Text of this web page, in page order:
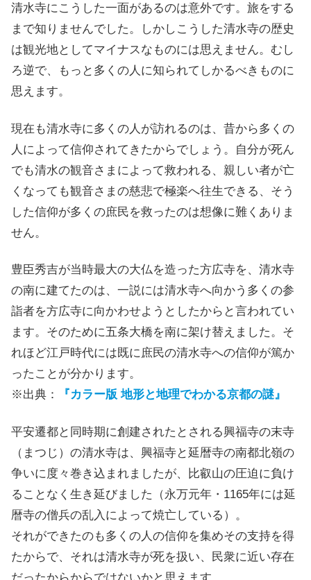
清水寺にこうした一面があるのは意外です。旅をする
まで知りませんでした。しかしこうした清水寺の歴史
は観光地としてマイナスなものには思えません。むし
ろ逆で、もっと多くの人に知られてしかるべきものに
思えます。
現在も清水寺に多くの人が訪れるのは、昔から多くの
人によって信仰されてきたからでしょう。自分が死ん
でも清水の観音さまによって救われる、親しい者が亡
くなっても観音さまの慈悲で極楽へ往生できる、そう
した信仰が多くの庶民を救ったのは想像に難くありま
せん。
豊臣秀吉が当時最大の大仏を造った方広寺を、清水寺
の南に建てたのは、一説には清水寺へ向かう多くの参
詣者を方広寺に向かわせようとしたからと言われてい
ます。そのために五条大橋を南に架け替えました。そ
れほど江戸時代には既に庶民の清水寺への信仰が篤か
ったことが分かります。
※出典：
『カラー版 地形と地理でわかる京都の謎』
平安遷都と同時期に創建されたとされる興福寺の末寺
（まつじ）の清水寺は、興福寺と延暦寺の南都北嶺の
争いに度々巻き込まれましたが、比叡山の圧迫に負け
ることなく生き延びました（永万元年・1165年には延
暦寺の僧兵の乱入によって焼亡している）。
それができたのも多くの人の信仰を集めその支持を得
たからで、それは清水寺が死を扱い、民衆に近い存在